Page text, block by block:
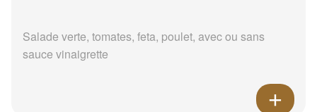
Salade verte, tomates, feta, poulet, avec ou sans
sauce vinaigrette